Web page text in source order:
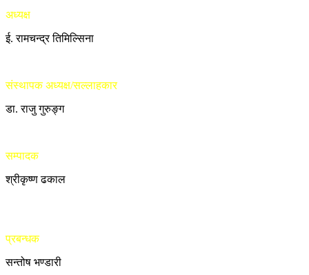
अध्यक्ष
ई. रामचन्द्र तिमिल्सिना
संस्थापक अध्यक्ष/सल्लाहकार
डा. राजु गुरुङ्ग
सम्पादक
श्रीकृष्ण ढकाल
प्रबन्धक
सन्तोष भण्डारी